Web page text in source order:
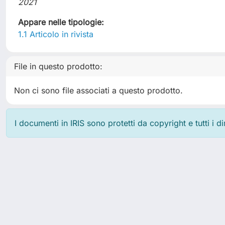
2021
Appare nelle tipologie:
1.1 Articolo in rivista
File in questo prodotto:
Non ci sono file associati a questo prodotto.
I documenti in IRIS sono protetti da copyright e tutti i